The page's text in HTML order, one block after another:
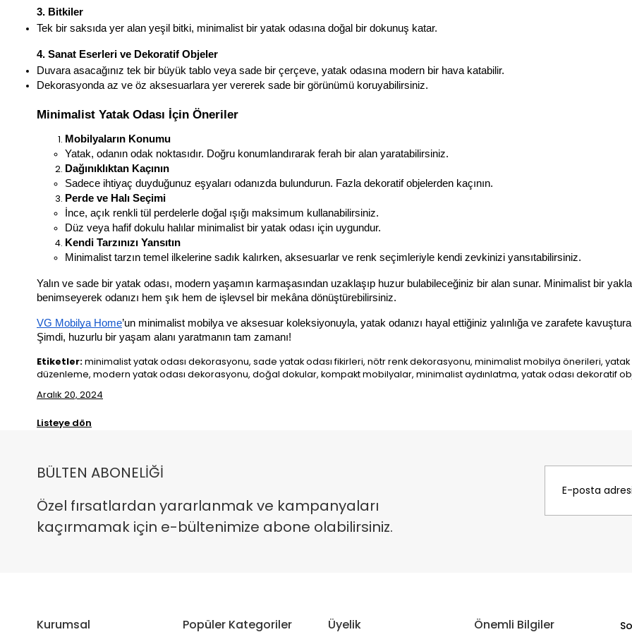
3. Bitkiler
Tek bir saksıda yer alan yeşil bitki, minimalist bir yatak odasına doğal bir dokunuş katar.
4. Sanat Eserleri ve Dekoratif Objeler
Duvara asacağınız tek bir büyük tablo veya sade bir çerçeve, yatak odasına modern bir hava katabilir.
Dekorasyonda az ve öz aksesuarlara yer vererek sade bir görünümü koruyabilirsiniz.
Minimalist Yatak Odası İçin Öneriler
Mobilyaların Konumu
Yatak, odanın odak noktasıdır. Doğru konumlandırarak ferah bir alan yaratabilirsiniz.
Dağınıklıktan Kaçının
Sadece ihtiyaç duyduğunuz eşyaları odanızda bulundurun. Fazla dekoratif objelerden kaçının.
Perde ve Halı Seçimi
İnce, açık renkli tül perdelerle doğal ışığı maksimum kullanabilirsiniz.
Düz veya hafif dokulu halılar minimalist bir yatak odası için uygundur.
Kendi Tarzınızı Yansıtın
Minimalist tarzın temel ilkelerine sadık kalırken, aksesuarlar ve renk seçimleriyle kendi zevkinizi yansıtabilirsiniz.
Yalın ve sade bir yatak odası, modern yaşamın karmaşasından uzaklaşıp huzur bulabileceğiniz bir alan sunar. Minimalist bir
benimseyerek odanızı hem şık hem de işlevsel bir mekâna dönüştürebilirsiniz.
VG Mobilya Home’un minimalist mobilya ve aksesuar koleksiyonuyla, yatak odanızı hayal ettiğiniz yalınlığa ve zarafete
Şimdi, huzurlu bir yaşam alanı yaratmanın tam zamanı!
Etiketler:minimalist yatak odası dekorasyonu, sade yatak odası fikirleri, nötr renk dekorasyonu, minimalist mobilya önerileri, yatak
düzenleme, modern yatak odası dekorasyonu, doğal dokular, kompakt mobilyalar, minimalist aydınlatma, yatak odası dekoratif
Aralık 20, 2024
Listeye dön
BÜLTEN ABONELİĞİ
Özel fırsatlardan yararlanmak ve kampanyaları
kaçırmamak için e-bültenimize abone olabilirsiniz.
Kurumsal Popüler Kategoriler Üyelik Önemli Bilgiler